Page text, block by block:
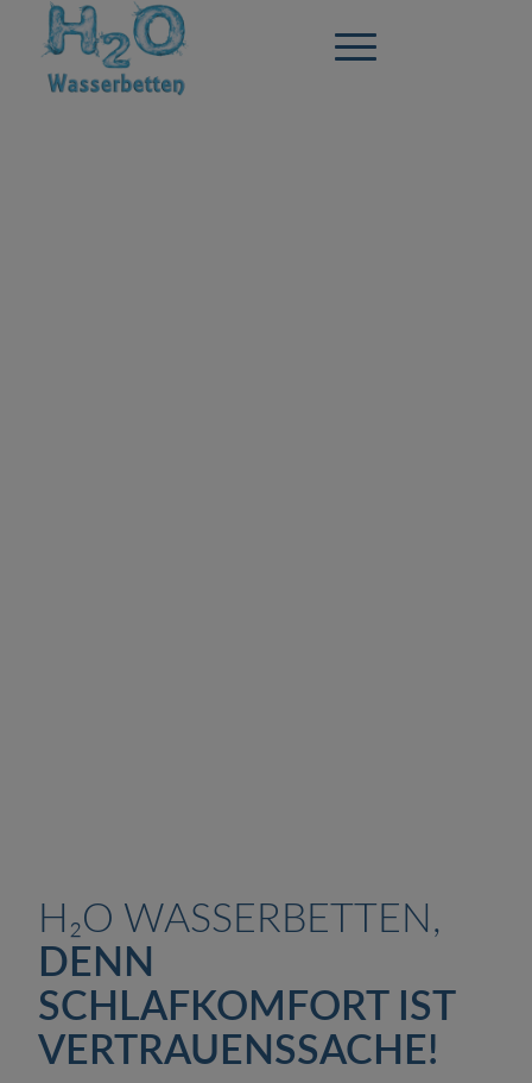
H₂O WASSERBETTEN,
DENN
SCHLAFKOMFORT IST
VERTRAUENSSACHE!